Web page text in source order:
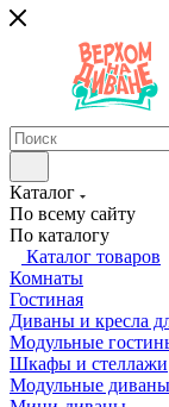
Каталог
По всему сайту
По каталогу
Каталог товаров
Комнаты
Гостиная
Диваны и кресла
Модульные
Шкафы и стеллажи
Модульные диваны